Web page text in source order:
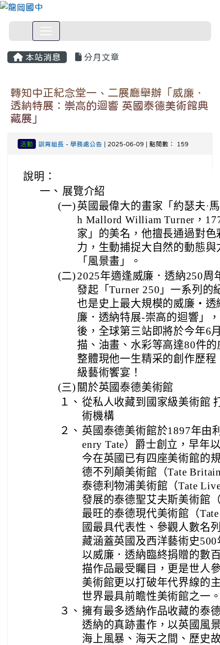
本站消息 分月文章
轉知中正紀念堂一、二展廳舉辦「威廉．
透納特展：崇高的迴響 英國泰德美術館典
藏展」
活動 訓育組長 - 學務處公告 | 2025-06-09 | 點閱數： 159
說明：
一、 展覽介紹
(一) 英國最偉大的畫家「約瑟夫·
h Mallord William Turner，
家」的美名，他擅長通過對
力，生動捕捉大自然的動態
「風景畫」。
(二) 2025年適逢威廉．透納250周
發起「Turner 250」一系列的
也是史上最大規模的威廉・
廉．透納特展-崇高的迴響」
後，全球第三站即將於今年6
描、油畫、水彩等高達80件
整體現他一生精采的創作歷
級藝術饗宴！
(三) 關於英國泰德美術館
１、 從私人收藏到國家級美術館
術機構
２、 英國泰德美術館於1897年由
enry Tate）爵士創立，早年
今在英國已有四座美術館的
德不列顛美術館（Tate
泰德利物浦美術館（Tate
發展的泰德聖艾夫斯美術館
最旺的泰德現代美術館（
國最具代表性、參觀人數名
藏涵蓋英國及西洋藝術史
以威廉．透納臨終捐贈的數
描作品最受矚目，更是世人
美術館更以打破年代界線的
世界最具前瞻性美術館之一
３、 擁有最多透納作品收藏的泰
透納的真跡畫作，以英國風
海上風暴、海天之間、歷史